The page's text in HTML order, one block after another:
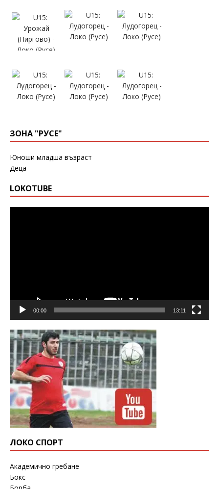
ЗОНА "РУСЕ"
Юноши младша възраст
Деца
LOKOTUBE
00:00 13:11
ЛОКО СПОРТ
Академично гребане
Бокс